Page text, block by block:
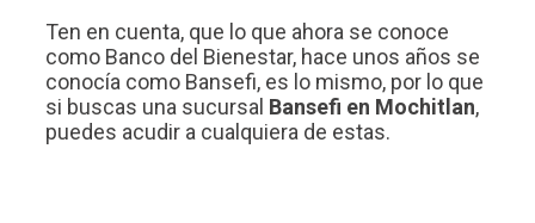
Ten en cuenta, que lo que ahora se conoce
como Banco del Bienestar, hace unos años se
conocía como Bansefi, es lo mismo, por lo que
si buscas una sucursal Bansefi en Mochitlan,
puedes acudir a cualquiera de estas.